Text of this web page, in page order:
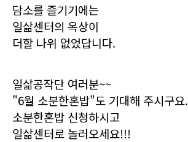
담소를 즐기기에는
일삶센터의 옥상이
더할 나위 없었답니다.
일삶공작단 여러분~~
"6월 소분한혼밥"도 기대해 주시구요.
소분한혼밥 신청하시고
일삶센터로 놀러오세요!!!